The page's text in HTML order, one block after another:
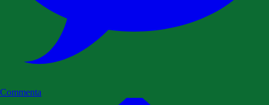
Commenta